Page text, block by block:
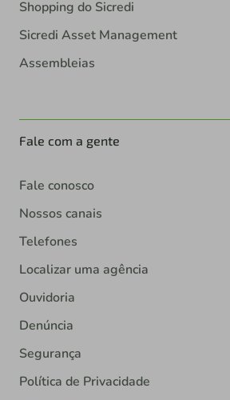
Shopping do Sicredi
Sicredi Asset Management
Assembleias
Fale com a gente
Fale conosco
Nossos canais
Telefones
Localizar uma agência
Ouvidoria
Denúncia
Segurança
Política de Privacidade